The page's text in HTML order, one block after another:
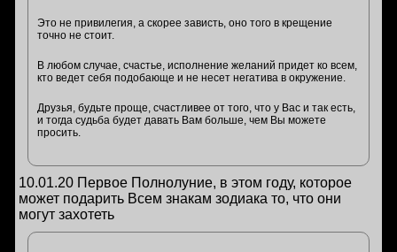
Это не привилегия, а скорее зависть, оно того в крещение
точно не стоит.
В любом случае, счастье, исполнение желаний придет ко всем,
кто ведет себя подобающе и не несет негатива в окружение.
Друзья, будьте проще, счастливее от того, что у Вас и так есть,
и тогда судьба будет давать Вам больше, чем Вы можете
просить.
10.01.20 Первое Полнолуние, в этом году, которое
может подарить Всем знакам зодиака то, что они
могут захотеть